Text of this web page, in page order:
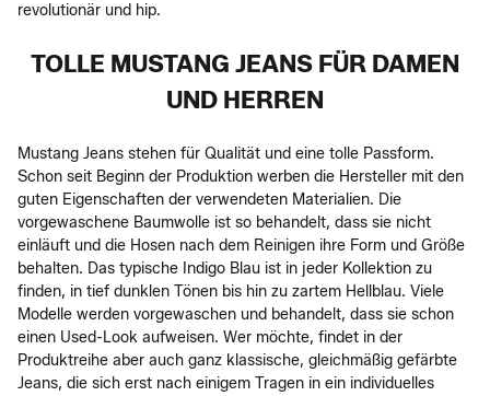
revolutionär und hip.
TOLLE MUSTANG JEANS FÜR DAMEN
UND HERREN
Mustang Jeans stehen für Qualität und eine tolle Passform.
Schon seit Beginn der Produktion werben die Hersteller mit den
guten Eigenschaften der verwendeten Materialien. Die
vorgewaschene Baumwolle ist so behandelt, dass sie nicht
einläuft und die Hosen nach dem Reinigen ihre Form und Größe
behalten. Das typische Indigo Blau ist in jeder Kollektion zu
finden, in tief dunklen Tönen bis hin zu zartem Hellblau. Viele
Modelle werden vorgewaschen und behandelt, dass sie schon
einen Used-Look aufweisen. Wer möchte, findet in der
Produktreihe aber auch ganz klassische, gleichmäßig gefärbte
Jeans, die sich erst nach einigem Tragen in ein individuelles